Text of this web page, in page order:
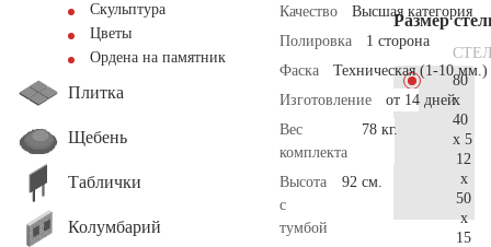
Скульптура
Цветы
Ордена на памятник
Плитка
Щебень
Таблички
Колумбарий
Качество
Высшая категория
Полировка
1 сторона
Фаска
Техническая (1-10 мм.)
Изготовление
от 14 дней
Вес
комплекта
78 кг.
Высота
с
тумбой
92 см.
Размер
80
x
40
x 5
12
x
50
x
15